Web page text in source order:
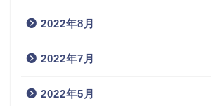
2022年8月
2022年7月
2022年5月